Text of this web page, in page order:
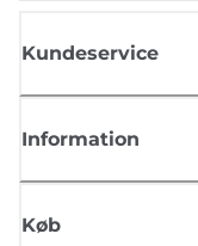
Kundeservice
Information
Køb